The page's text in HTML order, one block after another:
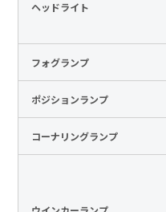
日本語
製品検索
全て
ヘッドライト
フォグランプ
ポジションランプ
コーナリングランプ